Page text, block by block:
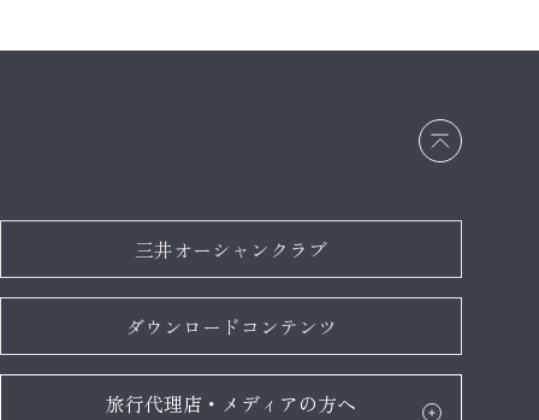
画面
最上
三井オーシャンクラブ
ダウンロードコンテンツ
旅行代理店・メディアの方へ